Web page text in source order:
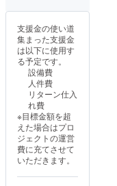
負担に
なりま
す。 ・
有効期
間は、
令和7年
7月1日
～令和8
年3月31
日で
す。
いない
なりま
す。 ・
備品な
どを壊
した場
合には
弁償し
ます。
また、
使った
ものの
片付け
や清掃
を現地
催しま
す。 ③
注意事
項： ・
開催日
や開催
時間
師との
相談に
よって
決めさ
せて頂
きま
支援金の使い道
集まった支援金
は以下に使用す
る予定です。
設備費
人件費
リターン仕入
れ費
※目標金額を超
えた場合はプロ
ジェクトの運営
費に充てさせて
いただきます。